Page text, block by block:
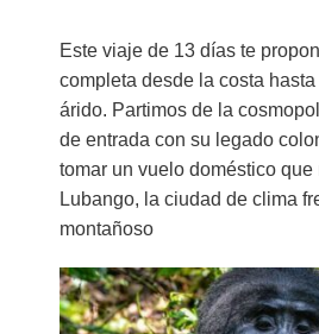
Este viaje de 13 días te
completa desde la costa
árido. Partimos de la
de entrada con su legado
tomar un vuelo doméstico que
Lubango, la ciudad de clima
montañoso